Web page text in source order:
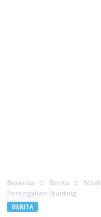
Beranda Berita
Pencegahan Stunting
BERITA